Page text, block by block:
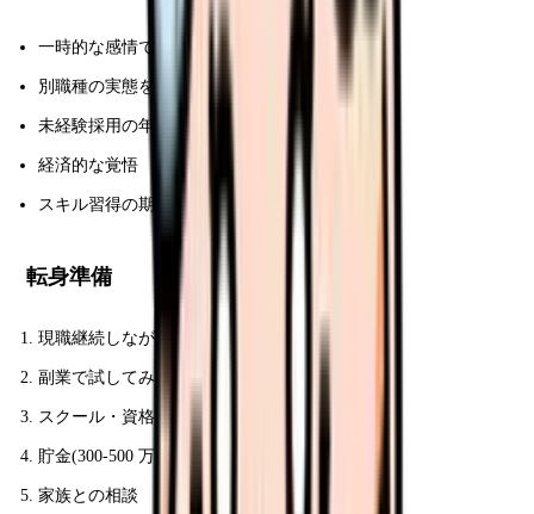
一時的な感情で決めない
別職種の実態を知る
未経験採用の年齢制限
経済的な覚悟
スキル習得の期間
転身準備
現職継続しながら情報収集
副業で試してみる
スクール・資格取得
貯金(300-500 万円)
家族との相談